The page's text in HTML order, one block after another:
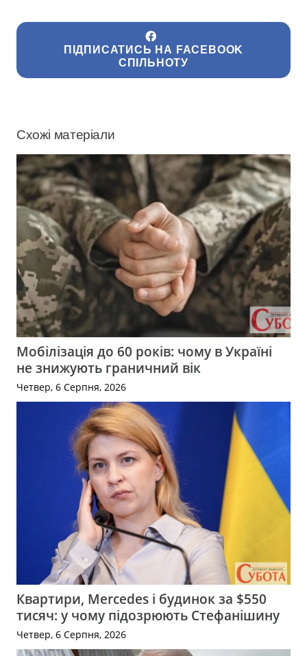
ПІДПИСАТИСЬ НА FACEBOOK
СПІЛЬНОТУ
Схожі матеріали
Мобілізація до 60 років: чому в Україні
не знижують граничний вік
Четвер, 6 Серпня, 2026
Квартири, Mercedes і будинок за $550
тисяч: у чому підозрюють Стефанішину
Четвер, 6 Серпня, 2026